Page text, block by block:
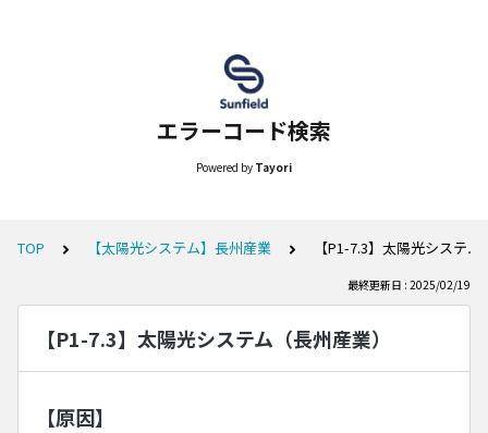
エラーコード検索
Powered by Tayori
TOP 【太陽光システム】長州産業 【P1-7.3】太陽光システ
最終更新日 : 2025/02/19
【P1-7.3】太陽光システム（長州産業）
【原因】